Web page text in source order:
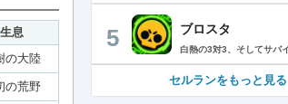
生息
の大陸
の荒野
5 ブロスタ
セルランをもっと見る